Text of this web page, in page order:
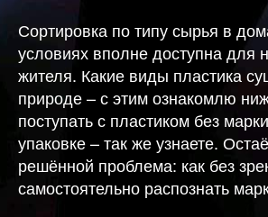
Сортировка по типу сырья в
условиях вполне доступна для
жителя. Какие виды пластика
природе – с этим ознакомлю
поступать с пластиком без
упаковке – так же узнаете.
решённой проблема: как без
самостоятельно распознать